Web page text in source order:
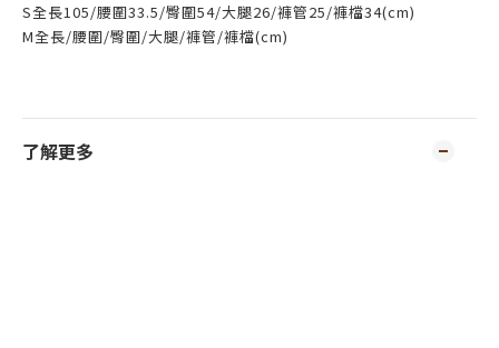
S全長105/腰圍33.5/臀圍54/大腿26/褲管25/褲檔34(cm)
M全長/腰圍/臀圍/大腿/褲管/褲檔(cm)
了解更多